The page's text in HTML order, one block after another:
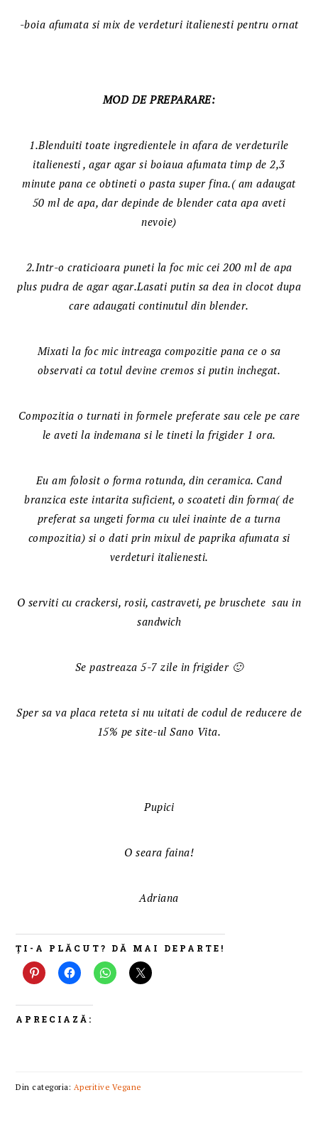
-boia afumata si mix de verdeturi italienesti pentru ornat
MOD DE PREPARARE:
1.Blenduiti toate ingredientele in afara de verdeturile
italienesti , agar agar si boiaua afumata timp de 2,3
minute pana ce obtineti o pasta super fina.( am adaugat
50 ml de apa, dar depinde de blender cata apa aveti
nevoie)
2.Intr-o craticioara puneti la foc mic cei 200 ml de apa
plus pudra de agar agar.Lasati putin sa dea in clocot dupa
care adaugati continutul din blender.
Mixati la foc mic intreaga compozitie pana ce o sa
observati ca totul devine cremos si putin inchegat.
Compozitia o turnati in formele preferate sau cele pe care
le aveti la indemana si le tineti la frigider 1 ora.
Eu am folosit o forma rotunda, din ceramica. Cand
branzica este intarita suficient, o scoateti din forma( de
preferat sa ungeti forma cu ulei inainte de a turna
compozitia) si o dati prin mixul de paprika afumata si
verdeturi italienesti.
O serviti cu crackersi, rosii, castraveti, pe bruschete sau in
sandwich
Se pastreaza 5-7 zile in frigider 🙂
Sper sa va placa reteta si nu uitati de codul de reducere de
15% pe site-ul Sano Vita.
Pupici
O seara faina!
Adriana
ȚI-A PLĂCUT? DĂ MAI DEPARTE!
APRECIAZĂ:
Din categoria: Aperitive Vegane